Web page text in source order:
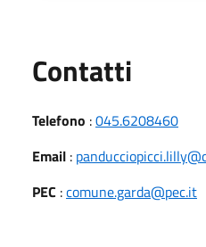
Contatti
Telefono :045.6208460
Email :
PEC :comune.garda@pec.it